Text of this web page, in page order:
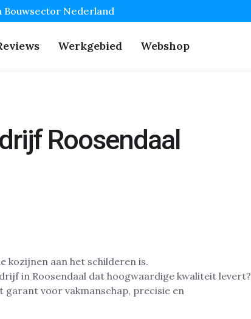
Bouwsector Nederland
Werkgebied Webshop
Roosendaal
in Roosendaal dat hoogwaardige kwaliteit levert?
garant voor vakmanschap, precisie en